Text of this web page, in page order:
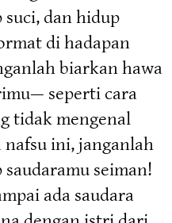
dan hidup
di hadapan
biarkan hawa
seperti cara
tidak mengenal
nafsu ini, janganlah
seiman!
ada saudara